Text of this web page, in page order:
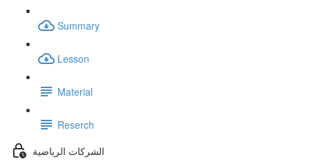
Summary
Lesson
Material
Reserch
الشركات الرياضية